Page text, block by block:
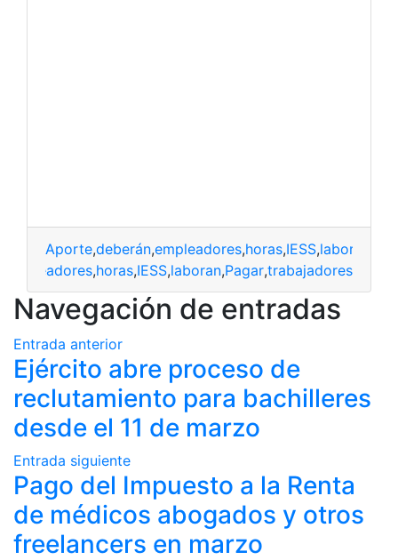
Aporte,deberán,empleadores,horas,IESS,laboran
empleadores,horas,IESS,laboran,Pagar,trabajadores
Navegación de entradas
Entrada anterior
Ejército abre proceso de
reclutamiento para bachilleres
desde el 11 de marzo
Entrada siguiente
Pago del Impuesto a la Renta
de médicos abogados y otros
freelancers en marzo